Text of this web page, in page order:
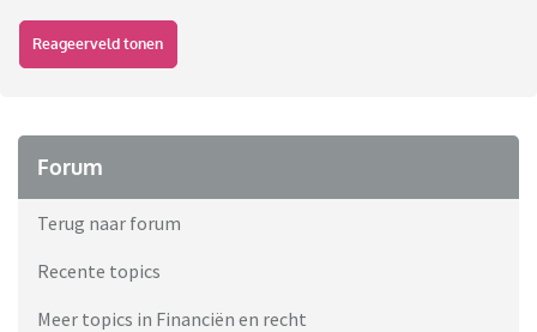
Reageerveld tonen
Forum
Terug naar forum
Recente topics
Meer topics in Financiën en recht